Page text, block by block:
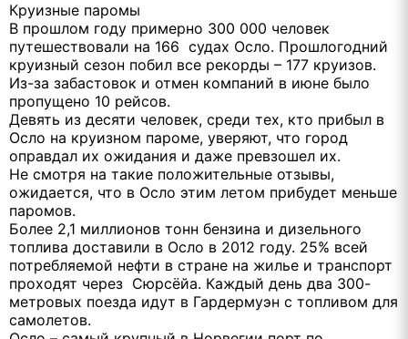
Круизные паромы
В прошлом году примерно 300 000 человек
путешествовали на 166 судах Осло. Прошлогодний
круизный сезон побил все рекорды – 177 круизов.
Из-за забастовок и отмен компаний в июне было
пропущено 10 рейсов.
Девять из десяти человек, среди тех, кто прибыл в
Осло на круизном пароме, уверяют, что город
оправдал их ожидания и даже превзошел их.
Не смотря на такие положительные отзывы,
ожидается, что в Осло этим летом прибудет меньше
паромов.
Более 2,1 миллионов тонн бензина и дизельного
топлива доставили в Осло в 2012 году. 25% всей
потребляемой нефти в стране на жилье и транспорт
проходят через Сюрсёйа. Каждый день два 300-
метровых поезда идут в Гардермуэн с топливом для
самолетов.